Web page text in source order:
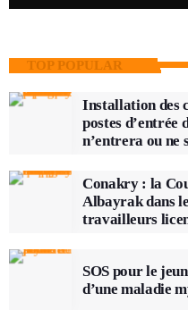
TOP POPULAR
Installation des
postes d’entrée
n’entrera ou ne
Conakry : la
Albayrak dans
travailleurs
SOS pour le
d’une maladie